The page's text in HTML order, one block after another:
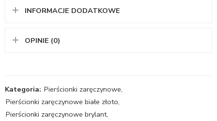
INFORMACJE DODATKOWE
OPINIE (0)
Kategoria: Pierścionki zaręczynowe,
Pierścionki zaręczynowe białe złoto,
Pierścionki zaręczynowe brylant,